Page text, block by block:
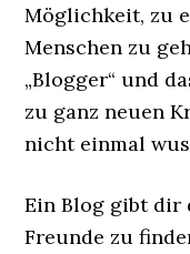
Möglichkeit, zu
Menschen zu
„Blogger“ und
zu ganz neuen
nicht einmal
Ein Blog gibt dir
Freunde zu